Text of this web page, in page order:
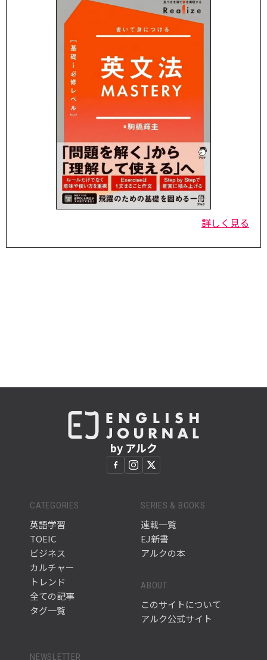
詳しく見る
by アルク
CATEGORIES
英語学習
TOEIC
ビジネス
カルチャー
トレンド
全ての記事
タグ一覧
SERIES & BOOKS
連載一覧
EJ新書
アルクの本
ABOUT
このサイトについて
アルク公式サイト
NEWSLETTER